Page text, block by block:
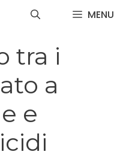
MENU
tra i
a
e